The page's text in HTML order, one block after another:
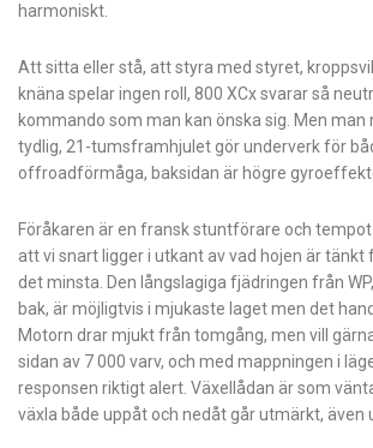
harmoniskt.
Att sitta eller stå, att styra med styret,
knäna spelar ingen roll, 800 XCx svarar så
kommando som man kan önska sig. Men man
tydlig, 21-tumsframhjulet gör underverk för
offroadförmåga, baksidan är högre
Föråkaren är en fransk stuntförare och
att vi snart ligger i utkant av vad hojen är tänkt
det minsta. Den långslagiga fjädringen från
bak, är möjligtvis i mjukaste laget men det
Motorn drar mjukt från tomgång, men vill
sidan av 7 000 varv, och med mappningen i
responsen riktigt alert. Växellådan är som
växla både uppåt och nedåt går utmärkt, även